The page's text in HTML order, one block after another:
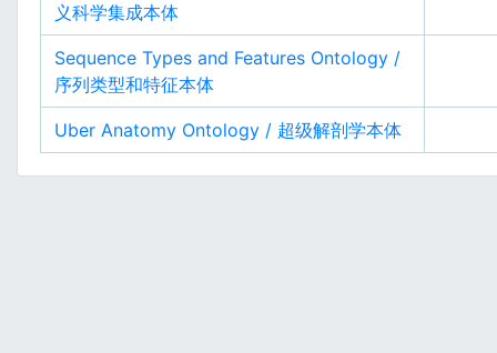
义科学集成本体
Sequence Types and Features Ontology /
序列类型和特征本体
Uber Anatomy Ontology / 超级解剖学本体